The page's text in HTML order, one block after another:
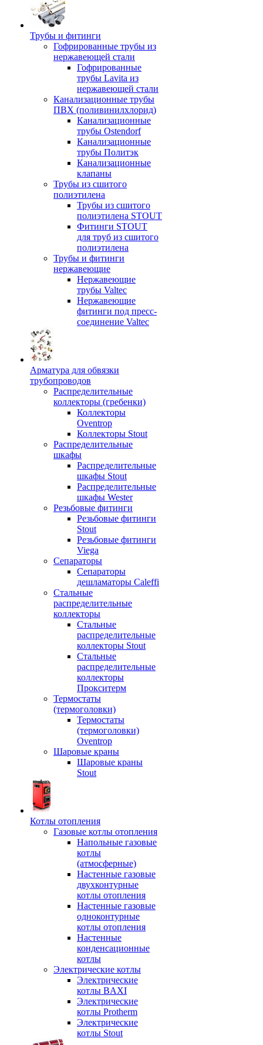
Трубы и фитинги
Гофрированные трубы из
нержавеющей стали
Гофрированные
трубы Lavita из
нержавеющей стали
Канализационные трубы
ПВХ (поливинилхлорид)
Канализационные
трубы Ostendorf
Канализационные
трубы Политэк
Канализационные
клапаны
Трубы из сшитого
полиэтилена
Трубы из сшитого
полиэтилена STOUT
Фитинги STOUT
для труб из сшитого
полиэтилена
Трубы и фитинги
нержавеющие
Нержавеющие
трубы Valtec
Нержавеющие
фитинги под пресс-
соединение Valtec
Арматура для обвязки
трубопроводов
Распределительные
коллекторы (гребенки)
Коллекторы
Oventrop
Коллекторы Stout
Распределительные
шкафы
Распределительные
шкафы Stout
Распределительные
шкафы Wester
Резьбовые фитинги
Резьбовые фитинги
Stout
Резьбовые фитинги
Viega
Сепараторы
Сепараторы
дешламаторы Caleffi
Стальные
распределительные
коллекторы
Стальные
распределительные
коллекторы Stout
Стальные
распределительные
коллекторы
Прокситерм
Термостаты
(термоголовки)
Термостаты
(термоголовки)
Oventrop
Шаровые краны
Шаровые краны
Stout
Котлы отопления
Газовые котлы отопления
Напольные газовые
котлы
(атмосферные)
Настенные газовые
двухконтурные
котлы отопления
Настенные газовые
одноконтурные
котлы отопления
Настенные
конденсационные
котлы
Электрические котлы
Электрические
котлы BAXI
Электрические
котлы Protherm
Электрические
котлы Stout